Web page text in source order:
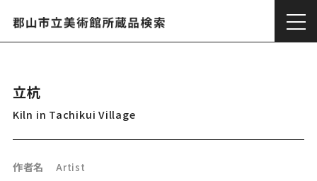
立杭
Kiln in Tachikui Village
作者名 Artist